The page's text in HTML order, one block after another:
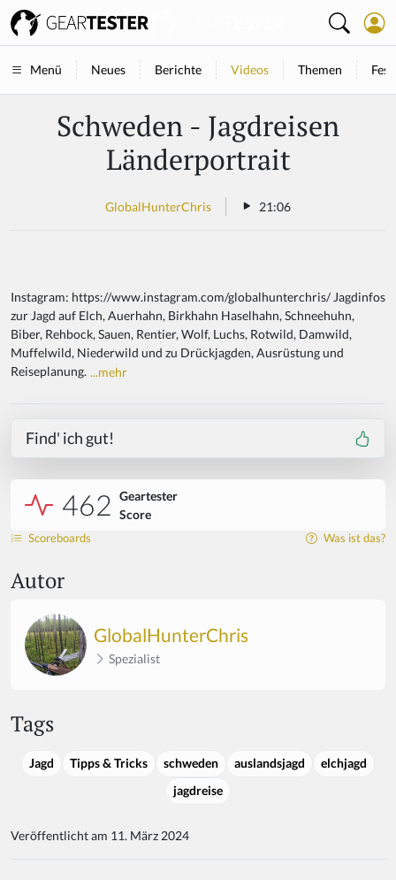
Menü Neues Berichte Videos Themen
Schweden - Jagdreisen
Länderportrait
GlobalHunterChris 21:06
Instagram: https://www.instagram.com/globalhunterchris/ Jagdinfos
zur Jagd auf Elch, Auerhahn, Birkhahn Haselhahn, Schneehuhn,
Biber, Rehbock, Sauen, Rentier, Wolf, Luchs, Rotwild, Damwild,
Muffelwild, Niederwild und zu Drückjagden, Ausrüstung und
Reiseplanung. ...mehr
Find' ich gut!
462 Geartester
Score
Scoreboards Was ist das?
Autor
GlobalHunterChris
Spezialist
Tags
Jagd Tipps & Tricks schweden auslandsjagd
elchjagd
jagdreise
Veröffentlicht am 11. März 2024